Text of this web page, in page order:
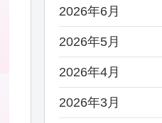
2026年6月
2026年5月
2026年4月
2026年3月